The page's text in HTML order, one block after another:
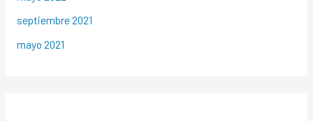
septiembre 2021
mayo 2021